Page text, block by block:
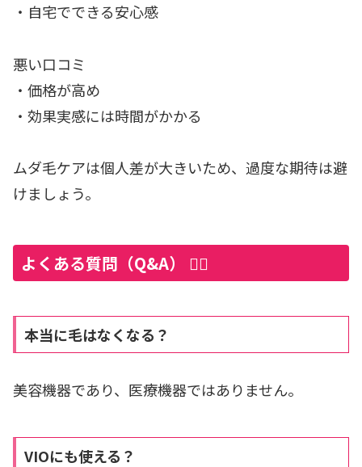
・自宅でできる安心感
悪い口コミ
・価格が高め
・効果実感には時間がかかる
ムダ毛ケアは個人差が大きいため、過度な期待は避
けましょう。
よくある質問（Q&A） 🙋‍♀️
本当に毛はなくなる？
美容機器であり、医療機器ではありません。
VIOにも使える？